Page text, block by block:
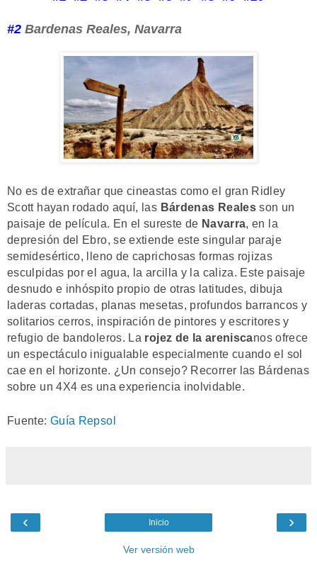
#2 Bardenas Reales, Navarra
No es de extrañar que cineastas como el gran Ridley
Scott hayan rodado aquí, las Bárdenas Realesson un
paisaje de película. En el sureste de Navarra, en la
depresión del Ebro, se extiende este singular paraje
semidesértico, lleno de caprichosas formas rojizas
esculpidas por el agua, la arcilla y la caliza. Este paisaje
desnudo e inhóspito propio de otras latitudes, dibuja
laderas cortadas, planas mesetas, profundos barrancos y
solitarios cerros, inspiración de pintores y escritores y
refugio de bandoleros. La rojez de la areniscanos ofrece
un espectáculo inigualable especialmente cuando el sol
cae en el horizonte. ¿Un consejo? Recorrer las Bárdenas
sobre un 4X4 es una experiencia inolvidable.
Fuente: Guía Repsol
‹ ›
Inicio
Ver versión web